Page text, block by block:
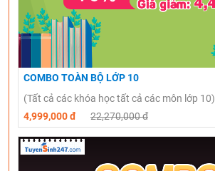
COMBO TOÀN BỘ LỚP 10
(Tất cả các khóa học tất cả các môn lớp 10)
4,999,000 đ
22,270,000 đ